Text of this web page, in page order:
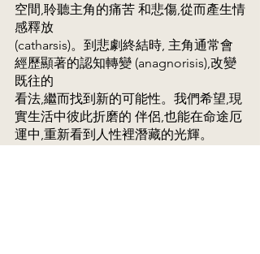
空間,聆聽主角的痛苦 和悲傷,從而產生情
感釋放
(catharsis)。到悲劇終結時, 主角通常會
經歷顯著的認知轉變 (anagnorisis),改變
既往的
看法,繼而找到新的可能性。我們希望,現
實生活中彼此折磨的 伴侶,也能在命途厄
運中,重新看到人性裡潛藏的光輝。